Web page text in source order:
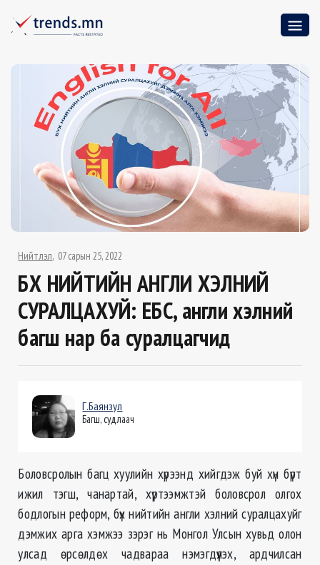
Нийтлэл 07 сарын 25, 2022
БҮХ НИЙТИЙН АНГЛИ ХЭЛНИЙ
СУРАЛЦАХУЙ: ЕБС, англи хэлний
багш нар ба суралцагчид
Г.Баянзул
Багш, судлаач
Боловсролын багц хуулийн хүрээнд хийгдэж буй хүн бүрт
ижил тэгш, чанартай, хүртээмжтэй боловсрол олгох
бодлогын реформ, бүх нийтийн англи хэлний суралцахуйг
дэмжих арга хэмжээ зэрэг нь Монгол Улсын хувьд олон
улсад өрсөлдөх чадвараа нэмэгдүүлэх, ардчилсан